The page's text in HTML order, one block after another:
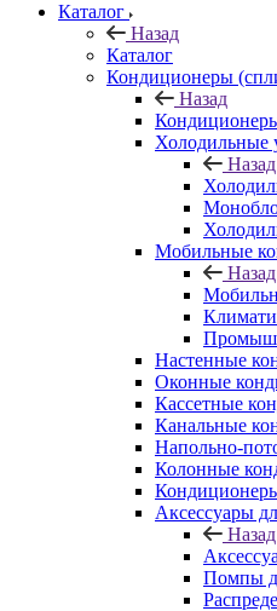
Каталог
Назад
Каталог
Кондиционеры
Назад
Холодильные
Назад
Мобильные
Назад
Настенные
Оконные
Кассетные
Канальные
Напольно-
Колонные
Аксессуары
Назад
Помпы